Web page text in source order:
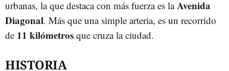
urbanas, la que destaca con más fuerza es laAvenida
Diagonal. Más que una simple arteria, es un recorrido
de 11 kilómetros que cruza la ciudad.
HISTORIA